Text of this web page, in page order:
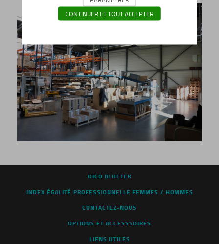
DICO BLUETEK
INDEX ÉGALITÉ PROFESSIONNELLE FEMMES / HOMMES
CONTACTEZ-NOUS
OPTIONS ET ACCESSSOIRES
LIENS UTILES
CONTINUER ET TOUT ACCEPTER